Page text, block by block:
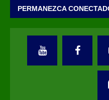
PERMANEZCA